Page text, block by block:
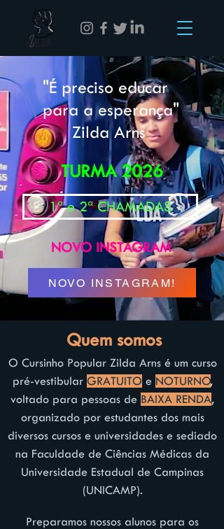
"É preciso educar
para a esperança"
Zilda Arns
TURMA 2026
1ª e 2ª CHAMADAS
NOVO INSTAGRAM
NOVO INSTAGRAM!
Quem somos
O Cursinho Popular Zilda Arns é um curso
pré-vestibular GRATUITO e NOTURNO,
voltado para pessoas de BAIXA RENDA,
organizado por estudantes dos mais
diversos cursos e universidades e sediado
na Faculdade de Ciências Médicas da
Universidade Estadual de Campinas
(UNICAMP).
Preparamos nossos alunos para os